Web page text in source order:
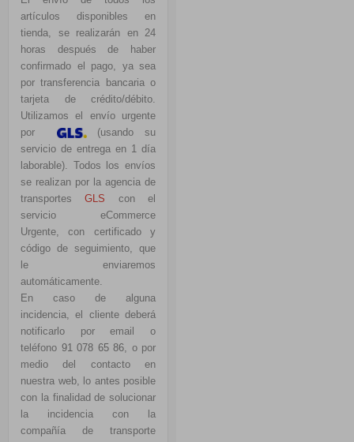
artículos disponibles en
tienda, se realizarán en 24
horas después de haber
confirmado el pago, ya sea
por transferencia bancaria o
tarjeta de crédito/débito.
Utilizamos el envío urgente
por
(usando su
servicio de entrega en 1 día
laborable). Todos los envíos
se realizan por la agencia de
transportesGLS con el
servicio eCommerce
Urgente, con certificado y
código de seguimiento, que
le enviaremos
automáticamente.
En caso de alguna
incidencia, el cliente deberá
notificarlo por email o
teléfono 91 078 65 86 , o por
medio del contacto en
nuestra web, lo antes posible
con la finalidad de solucionar
la incidencia con la
compañía de transporte